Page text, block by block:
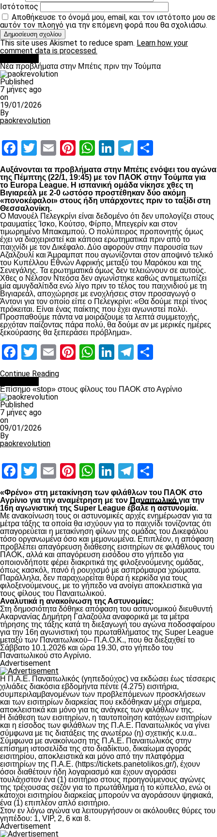
Ιστότοπος
Αποθήκευσε το όνομά μου, email, και τον ιστότοπο μου σε
αυτόν τον πλοηγό για την επόμενη φορά που θα σχολιάσω.
This site uses Akismet to reduce spam. Learn how your
comment data is processed.
Νέα προβλήματα στην Μπέτις πριν την Τούμπα
Published
7 μήνες ago
on
19/01/2026
By
paokrevolution
Facebook
Twitter
EmailPinterest
WhatsApp
LinkedIn
Telegram
Αυξάνονται τα προβλήματα στην Μπέτις ενόψει του αγώνα
της Πέμπτης (22/1, 19:45) με τον ΠΑΟΚ στην Τούμπα για
το Europa League. Η ισπανική ομάδα νίκησε χθες τη
Βιγιαρεάλ με 2-0 ωστόσο προστέθηκαν δύο ακόμη
«πονοκέφαλοι» στους ήδη υπάρχοντες πριν το ταξίδι στη
Θεσσαλονίκη.
Ο Μανουέλ Πελεγκρίνι είναι δεδομένο ότι δεν υπολογίζει στους
τραυματίες Ίσκο, Κούτσο, Φίρπο, Μπεγερίν και στον
τιμωρημένο Μπακαμπού. Ο πολύπειρος προπονητής όμως
έχει να διαχειριστεί και κάποια ερωτηματικά πριν από το
παιχνίδι με τον Δικέφαλο. Δύο αφορούν στην παρουσία των
Αζαλζουλί και Άμραμπατ που αγωνίζονται στον αποψινό τελικό
του Κυπέλλου Εθνών Αφρικής μεταξύ του Μαρόκου και της
Σενεγάλης. Τα ερωτηματικά όμως δεν τελειώνουν σε αυτούς.
Χθες ο Νέλσον Ντεόσα δεν αγωνίστηκε καθώς αντιμετωπίζει
μία αμυγδαλίτιδα ενώ λίγο πριν το τέλος του παιχνιδιού με τη
Βιγιαρεάλ, αποχώρησε με ενοχλήσεις στον προσαγωγό ο
Άντονι για τον οποίο είπε ο Πελεγκρίνι: «Θα δούμε περί τίνος
πρόκειται. Είναι ένας παίκτης που έχει αγωνιστεί πολύ.
Προσπαθούμε πάντα να μοιράζουμε τα λεπτά συμμετοχής,
ερχόταν παίζοντας πάρα πολύ, θα δούμε αν με μερικές ημέρες
ξεκούρασης θα ξεπεράσει πρόβλημα».
Facebook
Twitter
EmailPinterest
WhatsApp
LinkedIn
Telegram
Continue Reading
Επίσημο «stop» στους φίλους του ΠΑΟΚ στο Αγρίνιο
Published
7 μήνες ago
on
09/01/2026
By
paokrevolution
Facebook
Twitter
EmailPinterest
WhatsApp
LinkedIn
Telegram
«Φρένο» στη μετακίνηση των φιλάθλων του ΠΑΟΚ στο
Αγρίνιο για την αναμέτρηση με τον Παναιτωλικό για την
16η αγωνιστική της Super League έβαλε η αστυνομία.
Με ανακοίνωση τους οι αστυνομικές αρχές ενημέρωσαν για τα
μέτρα τάξης τα οποία θα ισχύουν για το παιχνίδι τονίζοντας ότι
απαγορεύεται η μετακίνηση φίλων της ομάδας του Δικεφάλου
τόσο οργανωμένα όσο και μεμονωμένα. Επιπλέον, η απόφαση
προβλέπει απαγόρευση διάθεσης εισιτηρίων σε φιλάθλους του
ΠΑΟΚ, αλλά και απαγόρευση εισόδου στο γήπεδο για
οποιονδήποτε φέρει διακριτικά της φιλοξενούμενης ομάδας,
όπως κασκόλ, πανό ή ρουχισμό με ασπρόμαυρα χρώματα.
Παράλληλα, δεν παραχωρείται θύρα ή κερκίδα για τους
φιλοξενούμενους, με το γήπεδο να ανοίγει αποκλειστικά για
τους φίλους του Παναιτωλικού.
Αναλυτικά η ανακοίνωση της Αστυνομίας:
Στη δημοσιότητα δόθηκε απόφαση του αστυνομικού διευθυντή
Ακαρνανίας Δημήτρη Γαλαζούλα αναφορικά με τα μέτρα
τήρησης της τάξης κατά τη διεξαγωγή του αγώνα ποδοσφαίρου
για την 16η αγωνιστική του πρωταθλήματος της Super League
μεταξύ των Παναιτωλικoύ– Π.Α.Ο.Κ., που θα διεξαχθεί το
Σάββατο 10.1.2026 και ώρα 19.30, στο γήπεδο του
Παναιτωλικού στο Αγρίνιο.
Advertisement
Η Π.Α.Ε. Παναιτωλικός (γηπεδούχος) να εκδώσει έως τέσσερις
χιλιάδες διακόσια εβδομήντα πέντε (4.275) εισιτήρια,
συμπεριλαμβανομένων των προβλεπόμενων προσκλήσεων
και των εισιτηρίων διαρκείας που εκδόθηκαν μέχρι σήμερα,
αποκλειστικά και μόνο για τις ανάγκες των φιλάθλων της.
Η διάθεση των εισιτηρίων, η ταυτοποίηση κατόχων εισιτηρίων
και η είσοδος των φιλάθλων της Π.Α.Ε. Παναιτωλικός να γίνει
σύμφωνα με τις διατάξεις της ανωτέρω (η) σχετικής κ.υ.α..
Σύμφωνα με ανακοίνωση της Π.Α.Ε. Παναιτωλικός στην
επίσημη ιστοσελίδα της στο διαδίκτυο, δικαίωμα αγοράς
εισιτηρίου, αποκλειστικά και μόνο από την πλατφόρμα
εισιτηρίων της Π.Α.Ε. (https://tickets.panetolikos.gr/), έχουν
όσοι διαθέτουν ήδη λογαριασμό και έχουν αγοράσει
τουλάχιστον ένα (1) εισιτήριο στους προηγούμενους αγώνες
της τρέχουσας σεζόν για το πρωτάθλημα ή το κύπελλο, ενώ οι
κάτοχοι εισιτηρίου διαρκείας μπορούν να αγοράσουν ψηφιακά,
ένα (1) επιπλέον απλό εισιτήριο.
Στον εν λόγω αγώνα να λειτουργήσουν οι ακόλουθες θύρες του
γηπέδου: 1, VIP, 2, 6 και 8.
Advertisement